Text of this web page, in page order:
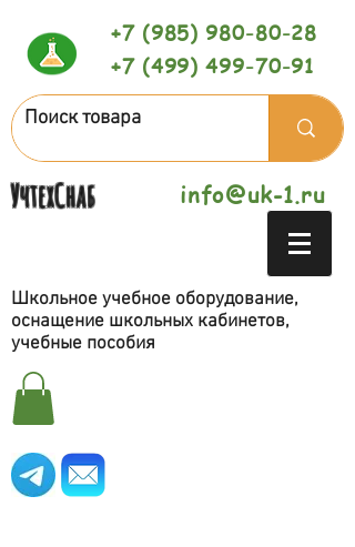
+7 (985) 980-80-28
+7 (499) 499-70-91
УчтехСнаб info@uk-1.ru
Школьное учебное оборудование,
оснащение школьных кабинетов,
учебные пособия